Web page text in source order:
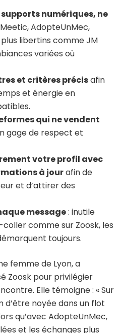
numériques, ne
AdopteUnMec,
libertins comme JM
variées où
et critères précisafin
et énergie en
qui ne vendent
gage de respect et
votre profil avec
à jourafin de
et d’attirer des
message: inutile
comme sur Zoosk, les
toujours.
femme de Lyon, a
Zoosk pour privilégier
Elle témoigne : « Sur
d’être noyée dans un flot
qu’avec AdopteUnMec,
et les échanges plus